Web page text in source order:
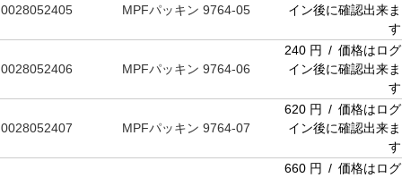
0028052405 MPFパッキン 9764-05
イン後に確認出来ま
す
0028052406 MPFパッキン 9764-06
240 円 / 価格はログ
イン後に確認出来ま
す
0028052407 MPFパッキン 9764-07
620 円 / 価格はログ
イン後に確認出来ま
す
660 円 / 価格はログ